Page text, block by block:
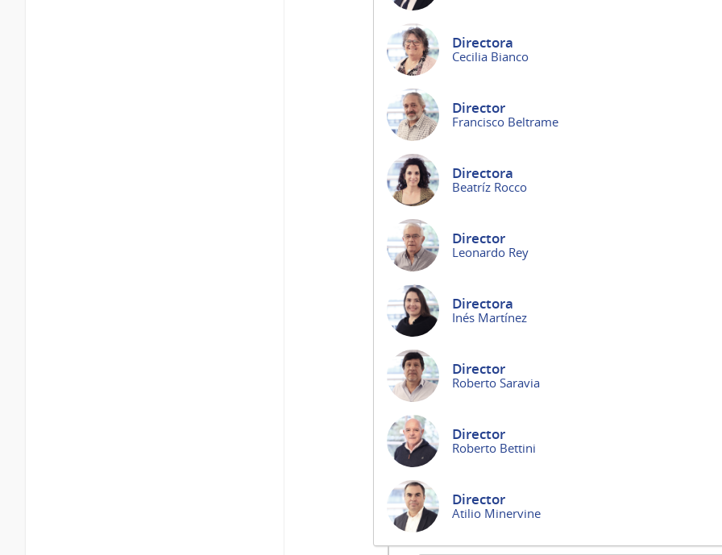
Directora
Cecilia Bianco
Director
Francisco Beltrame
Directora
Beatríz Rocco
Director
Leonardo Rey
Directora
Inés Martínez
Director
Roberto Saravia
Director
Roberto Bettini
Director
Atilio Minervine